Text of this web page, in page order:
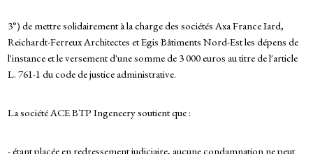
3°) de mettre solidairement à la charge des sociétés Axa France Iard,
Reichardt-Ferreux Architectes et Egis Bâtiments Nord-Est les dépens de
l'instance et le versement d'une somme de 3 000 euros au titre de l'article
L. 761-1 du code de justice administrative.
La société ACE BTP Ingeneery soutient que :
- étant placée en redressement judiciaire, aucune condamnation ne peut